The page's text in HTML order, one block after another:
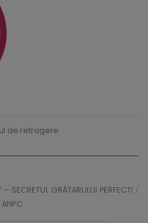
de retragere
– SECRETUL GRĂTARULUI PERFECT! /
ANPC